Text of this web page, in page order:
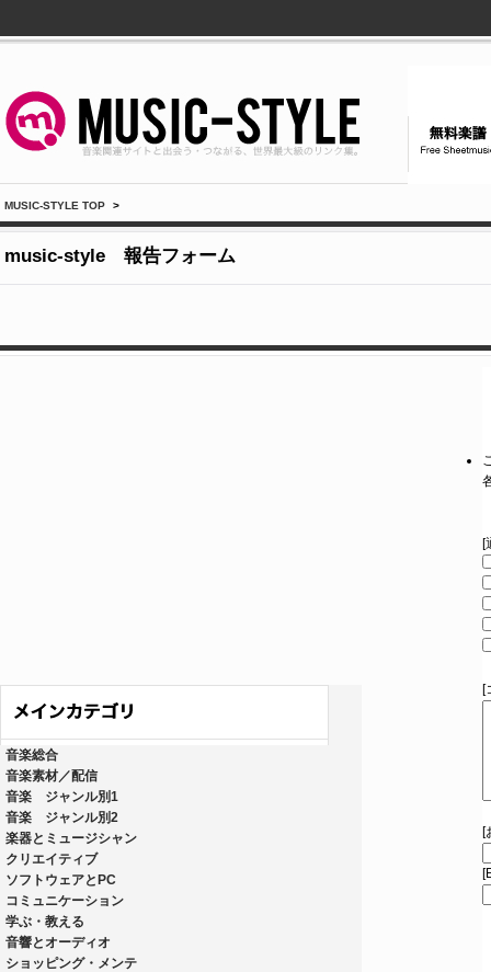
MUSIC-STYLE TOP >
music-style 報告フォーム
音楽総合
音楽素材／配信
音楽 ジャンル別1
音楽 ジャンル別2
楽器とミュージシャン
クリエイティブ
ソフトウェアとPC
コミュニケーション
学ぶ・教える
音響とオーディオ
ショッピング・メンテ
[
[
[